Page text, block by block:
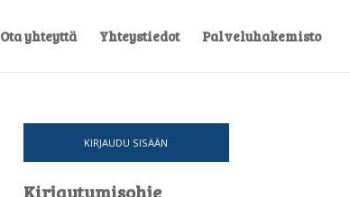
Ota yhteyttä Yhteystiedot Palveluhakemisto
KIRJAUDU SISÄÄN
Kirjautumisohje